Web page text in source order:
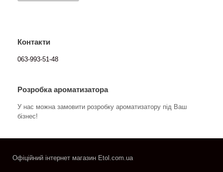
Контакти
063-993-51-48
Розробка ароматизатора
У нас можна замовити розробку ароматизатору під Ваш
бізнес!
Офіційний інтернет магазин Etol.com.ua